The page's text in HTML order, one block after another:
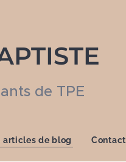
de TPE
articles de blog Contact